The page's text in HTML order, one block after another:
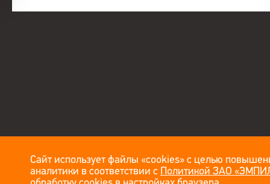
Сайт использует файлы «cookies» с целью
аналитики в соответствии с Политикой ЗАО